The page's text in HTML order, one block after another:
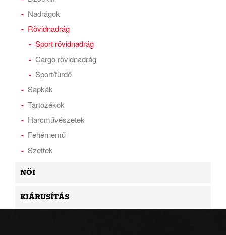
Nadrágok
Rövidnadrág
Sport rövidnadrág
Cargo rövidnadrág
Sport/fürdő
Sapkák
Tartozékok
Harcművészetek
Fehérnemű
Szettek
NŐI
KIÁRUSÍTÁS